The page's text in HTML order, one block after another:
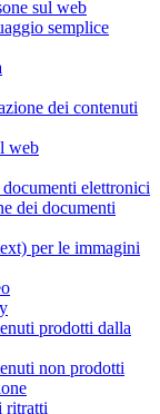
sul web
semplice
dei contenuti
web
elettronici
dei documenti
per le immagini
prodotti dalla
non prodotti
ritratti